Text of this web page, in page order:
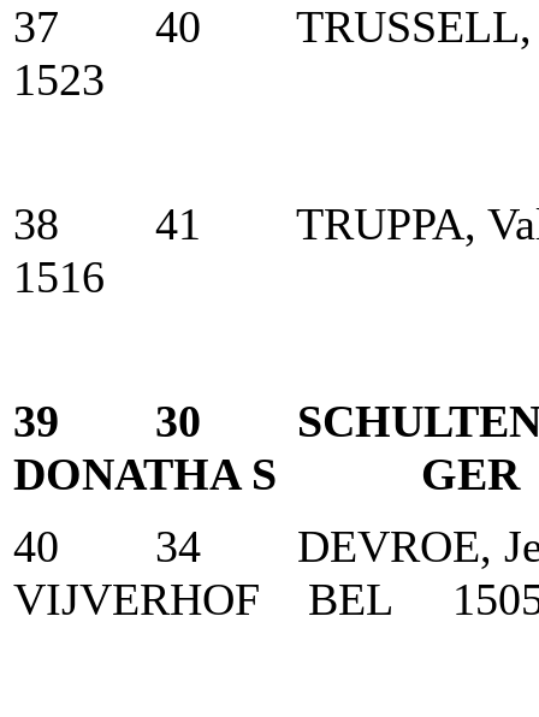
37 40
1523
38 41 TRUPPA,
1516
39 30
DONATHA S GER
40 34 DEVROE,
VIJVERHOF BEL